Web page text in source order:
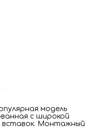
модель
с широкой
вставок. Монтажный